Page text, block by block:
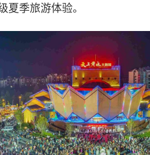
夏季旅游体验。